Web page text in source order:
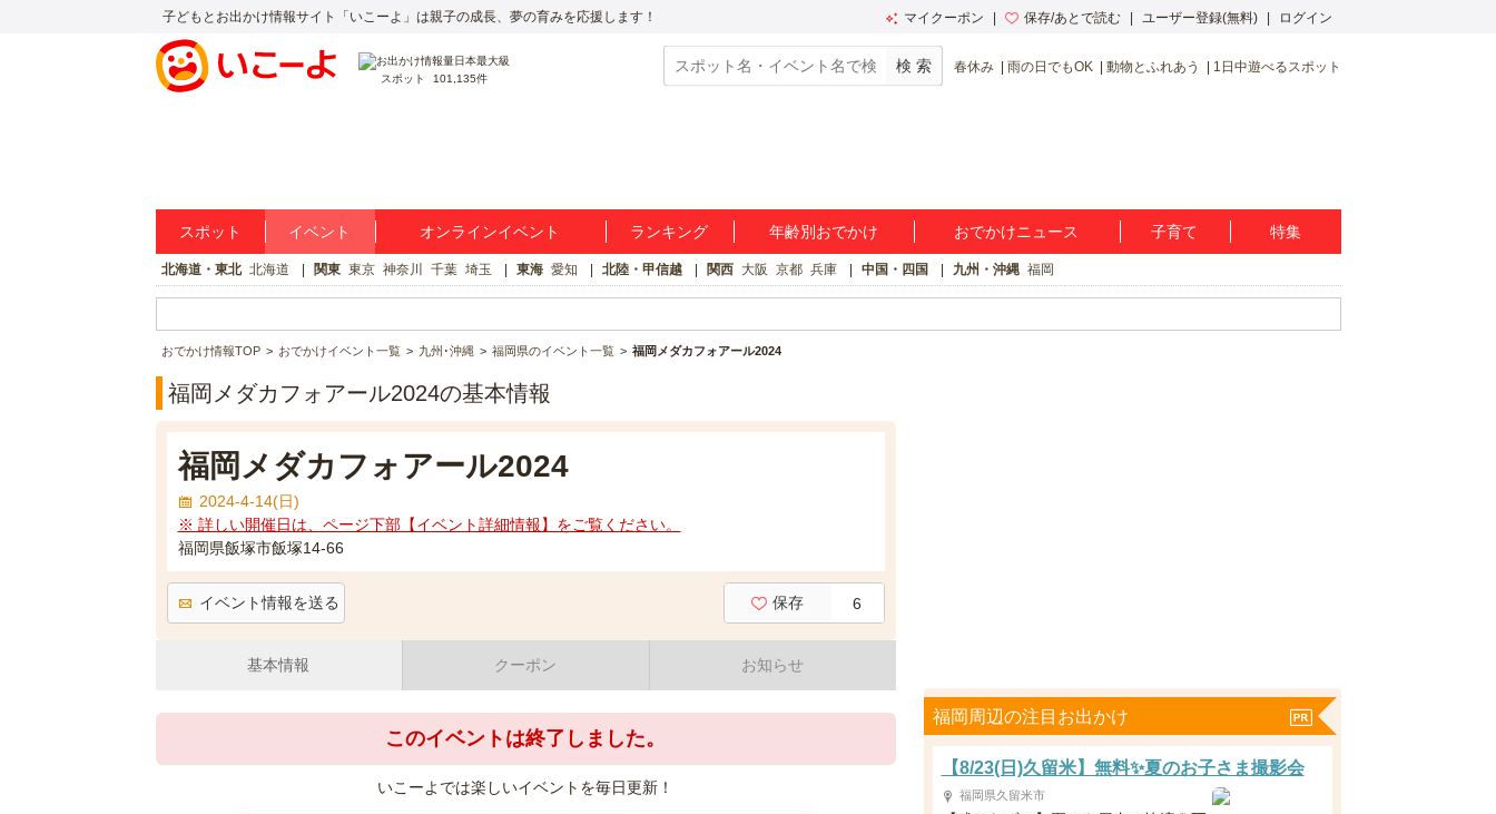
子どもとお出かけ情報サイト「いこーよ」は親子の成長、夢の育みを応援します！ マイクーポン 保存/あとで読む ユーザー登録(無料) ログイン
スポット 101,135件
春休み 雨の日でもOK 動物とふれあう 1日中遊べるスポット
スポット イベント オンラインイベント ランキング 年齢別おでかけ おでかけニュース 子育て 特集
北海道・東北 北海道 関東 東京 神奈川 千葉 埼玉 東海 愛知 北陸・甲信越 関西 大阪 京都 兵庫 中国・四国 九州・沖縄 福岡
おでかけ情報TOP おでかけイベント一覧 九州･沖縄 福岡県のイベント一覧 福岡メダカフォアール2024
福岡メダカフォアール2024の基本情報
福岡メダカフォアール2024
2024-4-14(日)
※ 詳しい開催日は、ページ下部【イベント詳細情報】をご覧ください。
福岡県飯塚市飯塚14-66
イベント情報を送る 保存 6
基本情報 クーポン お知らせ
このイベントは終了しました。
いこーよでは楽しいイベントを毎日更新！
福岡周辺の注目お出かけ
【8/23(日)久留米】無料✨夏のお子さま撮影会
福岡県久留米市